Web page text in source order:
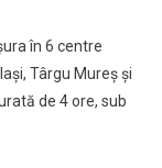
în 6 centre
Târgu Mureș și
de 4 ore, sub